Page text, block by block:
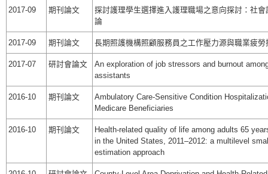
2017-09 期刊論文
探討護理學生選擇進入護理職場之意向探討：社會
論
2017-09 期刊論文 長期照護機構照顧服務員之工作壓力源與職業疲勞
2017-07 研討會論文
An exploration of job stressors and burnout
assistants
2016-10 期刊論文
Ambulatory Care-Sensitive Condition
Medicare Beneficiaries
2016-10 期刊論文
Health-related quality of life among adults 65
in the United States, 2011–2012: a multilevel
estimation approach